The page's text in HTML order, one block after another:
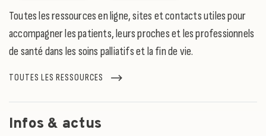
Toutes les ressources en ligne, sites et contacts utiles pour
accompagner les patients, leurs proches et les professionnels
de santé dans les soins palliatifs et la fin de vie.
TOUTES LES RESSOURCES
Infos & actus